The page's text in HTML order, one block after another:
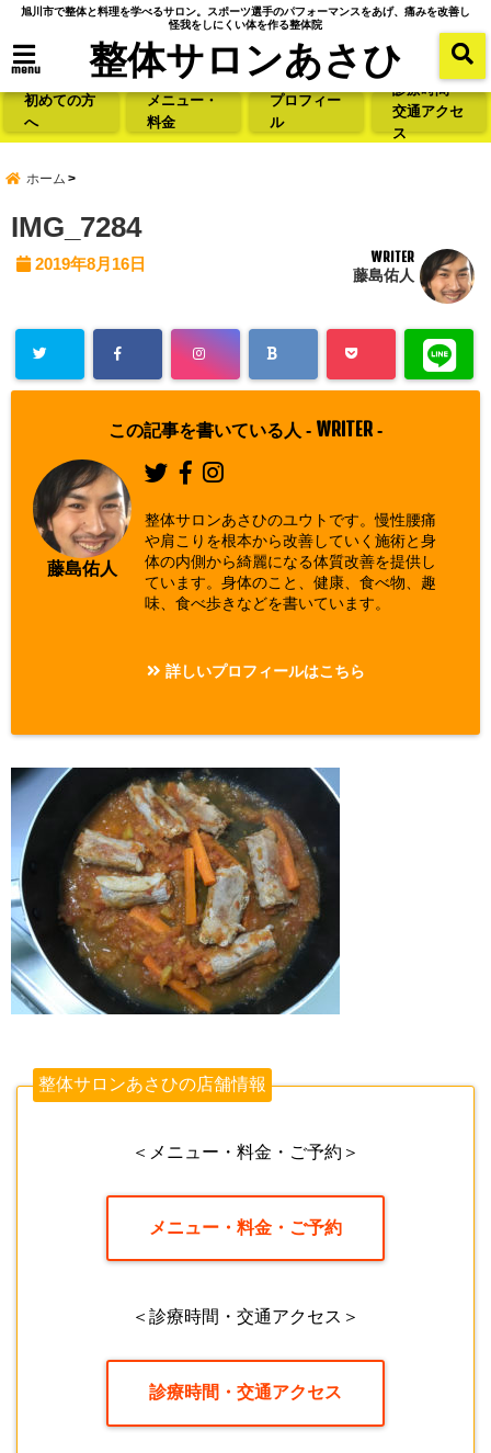
旭川市で整体と料理を学べるサロン。スポーツ選手のパフォーマンスをあげ、痛みを改善し
怪我をしにくい体を作る整体院
menu 整体サロンあさひ
初めての方
へ
メニュー・
料金
プロフィー
ル
診療時間・
交通アクセ
ス
ホーム
IMG_7284
2019年8月16日 WRITER
藤島佑人
この記事を書いている人 - WRITER -
藤島佑人
整体サロンあさひのユウトです。慢性腰痛
や肩こりを根本から改善していく施術と身
体の内側から綺麗になる体質改善を提供し
ています。身体のこと、健康、食べ物、趣
味、食べ歩きなどを書いています。
詳しいプロフィールはこちら
整体サロンあさひの店舗情報
＜メニュー・料金・ご予約＞
メニュー・料金・ご予約
＜診療時間・交通アクセス＞
診療時間・交通アクセス